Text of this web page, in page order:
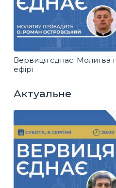
Вервиця єднає. Молитва
ефірі
Актуальне